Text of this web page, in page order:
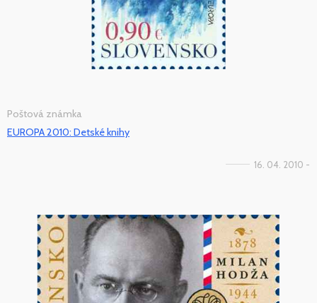
Poštová známka
EUROPA 2010: Detské knihy
16. 04. 2010 -